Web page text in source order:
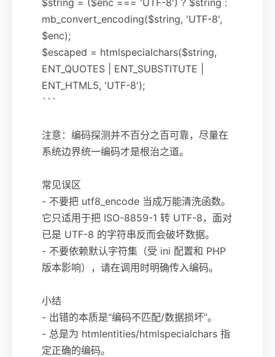
mb_convert_encoding($string, 'UTF-8',
$enc);
$escaped = htmlspecialchars($string,
ENT_QUOTES | ENT_SUBSTITUTE |
ENT_HTML5, 'UTF-8');
```
注意：编码探测并不百分之百可靠，尽量在
系统边界统一编码才是根治之道。
常见误区
- 不要把 utf8_encode 当成万能清洗函数。
它只适用于把 ISO-8859-1 转 UTF-8，面对
已是 UTF-8 的字符串反而会破坏数据。
- 不要依赖默认字符集（受 ini 配置和 PHP
版本影响），请在调用时明确传入编码。
小结
- 出错的本质是“编码不匹配/数据损坏”。
- 总是为 htmlentities/htmlspecialchars 指
定正确的编码。